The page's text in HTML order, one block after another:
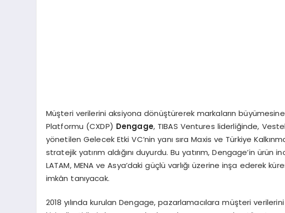
Müşteri verilerini aksiyona dönüştürerek markaların
Platformu (CXDP) Dengage, TIBAS Ventures liderliğinde,
yönetilen Gelecek Etki VC’nin yanı sıra Maxis ve Türkiye
stratejik yatırım aldığını duyurdu. Bu yatırım, Dengage’in ürün
LATAM, MENA ve Asya’daki güçlü varlığı üzerine inşa ederek
imkân tanıyacak.
2018 yılında kurulan Dengage, pazarlamacılara müşteri